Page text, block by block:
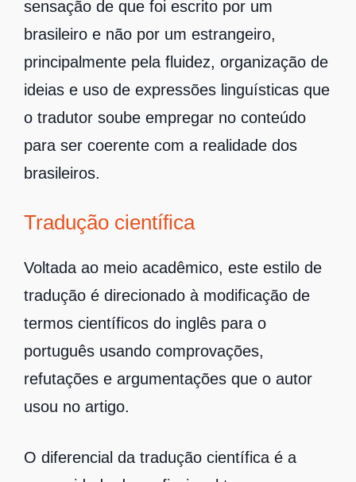
sensação de que foi escrito por um
brasileiro e não por um estrangeiro,
principalmente pela fluidez, organização de
ideias e uso de expressões linguísticas que
o tradutor soube empregar no conteúdo
para ser coerente com a realidade dos
brasileiros.
Tradução científica
Voltada ao meio acadêmico, este estilo de
tradução é direcionado à modificação de
termos científicos do inglês para o
português usando comprovações,
refutações e argumentações que o autor
usou no artigo.
O diferencial da tradução científica é a